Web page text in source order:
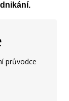
průvodce